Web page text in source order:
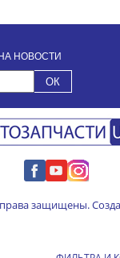
НОВОСТИ
защищены.